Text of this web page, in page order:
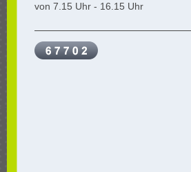
von 7.15 Uhr - 16.15 Uhr